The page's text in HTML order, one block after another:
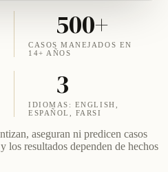
500+
CASOS MANEJADOS EN
14+ AÑOS
3
IDIOMAS: ENGLISH,
ESPAÑOL, FARSI
aseguran ni predicen casos
los resultados dependen de hechos